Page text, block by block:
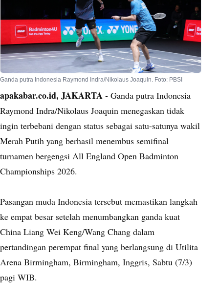
Ganda putra Indonesia Raymond Indra/Nikolaus Joaquin. Foto: PBSI
apakabar.co.id, JAKARTA - Ganda putra Indonesia
Raymond Indra/Nikolaus Joaquin menegaskan tidak
ingin terbebani dengan status sebagai satu-satunya wakil
Merah Putih yang berhasil menembus semifinal
turnamen bergengsi All England Open Badminton
Championships 2026.
Pasangan muda Indonesia tersebut memastikan langkah
ke empat besar setelah menumbangkan ganda kuat
China Liang Wei Keng/Wang Chang dalam
pertandingan perempat final yang berlangsung di Utilita
Arena Birmingham, Birmingham, Inggris, Sabtu (7/3)
pagi WIB.